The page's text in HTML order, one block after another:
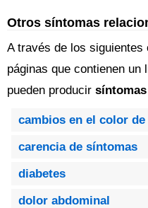
Otros síntomas
A través de los
páginas que contienen un
pueden producir
cambios en el color
carencia de síntomas
diabetes
dolor abdominal